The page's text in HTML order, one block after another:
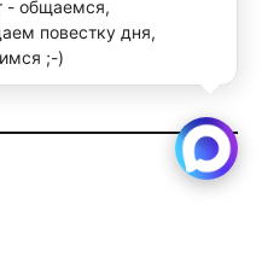
коллективной работы
если указана ссылка
как рекламный).
- общаемся,
повестку дня,
;-)